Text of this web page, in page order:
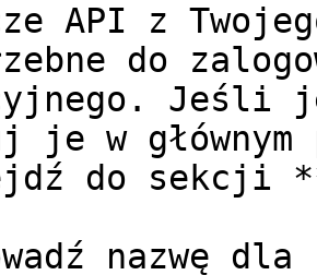
API z
do
Jeśli
je w głównym